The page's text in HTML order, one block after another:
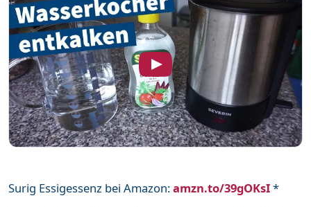
Surig Essigessenz bei Amazon:amzn.to/39gOKsI*